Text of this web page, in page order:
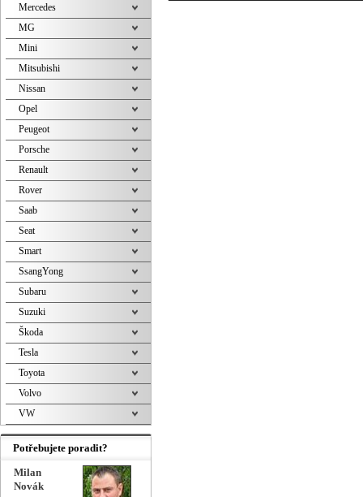
Mercedes
MG
Mini
Mitsubishi
Nissan
Opel
Peugeot
Porsche
Renault
Rover
Saab
Seat
Smart
SsangYong
Subaru
Suzuki
Škoda
Tesla
Toyota
Volvo
VW
Potřebujete poradit?
Milan
Novák